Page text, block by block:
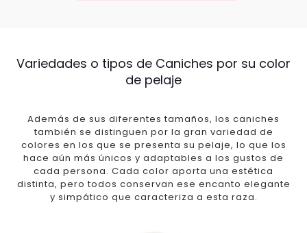
Variedades o tipos de Caniches por su color
de pelaje
Además de sus diferentes tamaños, los caniches
también se distinguen por la gran variedad de
colores en los que se presenta su pelaje, lo que los
hace aún más únicos y adaptables a los gustos de
cada persona. Cada color aporta una estética
distinta, pero todos conservan ese encanto elegante
y simpático que caracteriza a esta raza.